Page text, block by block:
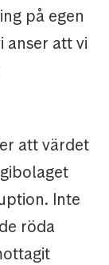
på egen
anser att vi
att värdet
Inte
röda